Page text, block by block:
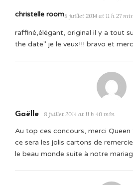
christelle room8 juillet 2014 at 11 h 27 min
raffiné,élégant, original il y a tout
the date" je le veux!!! bravo et
Gaëlle 8 juillet 2014 at 11 h 40 min
Au top ces concours, merci
ce sera les jolis cartons de
le beau monde suite à notre